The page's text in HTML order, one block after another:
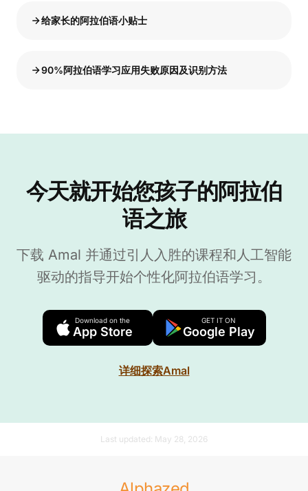
给家长的阿拉伯语小贴士
90%阿拉伯语学习应用失败原因及识别方法
今天就开始您孩子的阿拉伯
语之旅
下载 Amal 并通过引人入胜的课程和人工智能
驱动的指导开始个性化阿拉伯语学习。
Download on the
App Store
GET IT ON
Google Play
详细探索Amal
Last updated: May 28, 2026